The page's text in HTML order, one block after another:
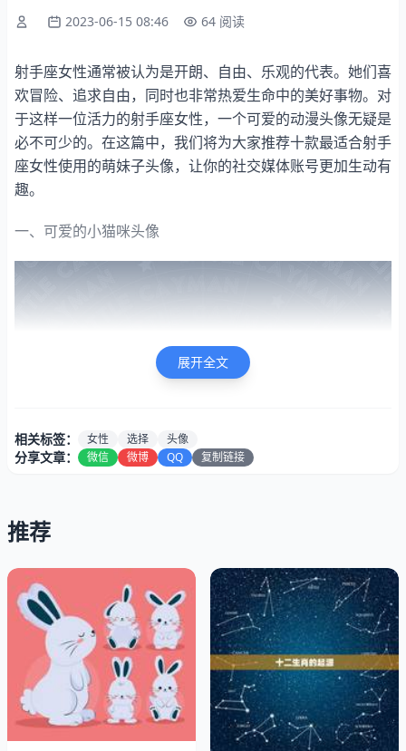
2023-06-15 08:46 64 阅读
射手座女性通常被认为是开朗、自由、乐观的代表。她们喜
欢冒险、追求自由，同时也非常热爱生命中的美好事物。对
于这样一位活力的射手座女性，一个可爱的动漫头像无疑是
必不可少的。在这篇中，我们将为大家推荐十款最适合射手
座女性使用的萌妹子头像，让你的社交媒体账号更加生动有
趣。
一、可爱的小猫咪头像
对于射手座女性来说，一只可爱的小猫咪头像无疑是选择之
一。猫咪的可爱和活泼与射手座女性的性格相得益彰，让人
感到温馨和愉悦。在选择小猫咪头像时，可以选择一些带有
花环或者蝴蝶结的，更加可爱的猫咪头像，让你的社交媒体
展开全文
相关标签： 女性 选择 头像
分享文章： 微信 微博 QQ 复制链接
推荐